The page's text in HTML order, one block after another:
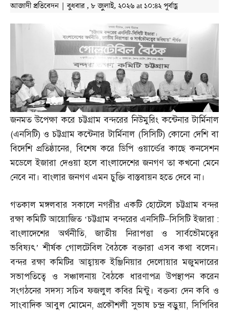
আজাদী প্রতিবেদন | বুধবার , ৮ জুলাই, ২০২৬ at ১০:৪২ পূর্বাহ্ণ
জনমত উপেক্ষা করে চট্টগ্রাম বন্দরের নিউমুরিং কন্টেনার টার্মিনাল
(এনসিটি)ও চট্টগ্রাম কন্টেনার টার্মিনাল (সিসিটি) কোনো দেশি বা
বিদেশি প্রতিষ্ঠানের,বিশেষ করে ডিপি ওয়ার্ল্ডের কাছে কনসেশন
মডেলে ইজারা দেওয়া হলে বাংলাদেশের জনগণ তা কখনো মেনে
নেবে না। বাংলার জনগণ এমন চুক্তি বাস্তবায়ন হতে দেবে না।
গতকাল মঙ্গলবার সকালে নগরীর একটি হোটেলে চট্টগ্রাম বন্দর
রক্ষা কমিটি আয়োজিত ‘চট্টগ্রাম বন্দরের এনসিটি–সিসিটি ইজারা :
বাংলাদেশের অর্থনীতি,জাতীয় নিরাপত্তা ও সার্বভৌমত্বের
ভবিষ্যৎ’ শীর্ষক গোলটেবিল বৈঠকে বক্তারা এসব কথা বলেন।
বন্দর রক্ষা কমিটির আহ্বায়ক ইঞ্জিনিয়ার দেলোয়ার মজুমদারের
সভাপতিত্বে ও সঞ্চালনায় বৈঠকে ধারণাপত্র উপস্থাপন করেন
সংগঠনের সদস্য সচিব ফজলুল কবির মিন্টু। বক্তব্য দেন কবি ও
সাংবাদিক আবুল মোমেন,প্রকৌশলী সুভাষ চন্দ্র বড়ুয়া,সিপিবির